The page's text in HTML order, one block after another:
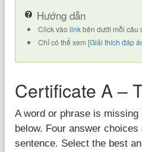
Hướng dẫn
Click vàolinkbên dưới mỗi câu
Chỉ có thể xem[Giải thích đáp
Certificate A –
A word or phrase is
below. Four answer
sentence. Select the best